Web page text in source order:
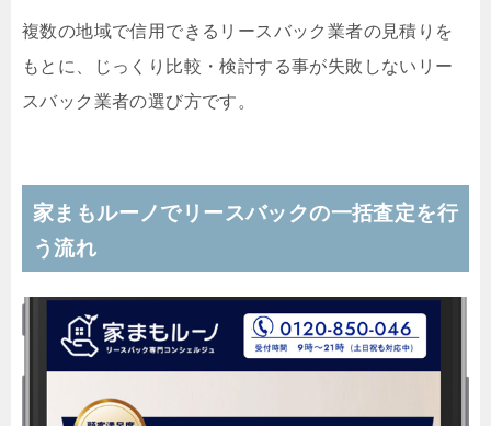
複数の地域で信用できるリースバック業者の見積りを
もとに、じっくり比較・検討する事が失敗しないリー
スバック業者の選び方です。
家まもルーノでリースバックの一括査定を行
う流れ